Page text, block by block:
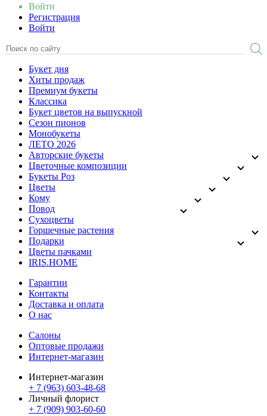
Войти
Регистрация
Войти
Букет дня
Хиты продаж
Премиум букеты
Классика
Букет цветов на выпускной
Сезон пионов
Монобукеты
ЛЕТО 2026
Авторские букеты
Цветочные композиции
Букеты Роз
Цветы
Кому
Повод
Сухоцветы
Горшечные растения
Подарки
Цветы пачками
IRIS.HOME
Гарантии
Контакты
Доставка и оплата
О нас
Салоны
Оптовые продажи
Интернет-магазин
Интернет-магазин
+ 7 (963) 603-48-68
Личный флорист
+ 7 (909) 903-60-60